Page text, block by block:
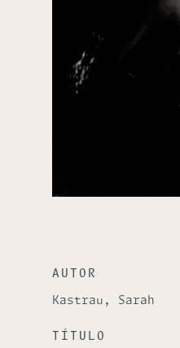
AUTOR
Kastrau, Sarah
TÍTULO